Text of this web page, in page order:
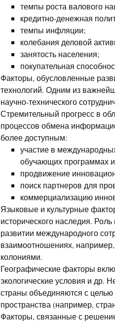
темпы роста валового
кредитно-денежная
темпы инфляции;
колебания деловой
занятость населения;
покупательная
Факторы, обусловленные
технологий. Одним из
научно-технического
Стремительный прогресс в
процессов обмена
более доступным:
участие в
обучающих программах
продвижение
поиск партнеров для
коммерциализацию
Языковые и культурные
исторического наследия.
развитии международного
взаимоотношениях,
колониями.
Географические факторы
экологические условия и др.
страны объединяются с целью
пространства (например,
Факторы, связанные с